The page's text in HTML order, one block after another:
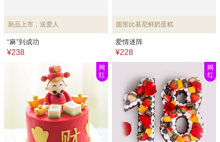
新品上市，送爱人
“麻”到成功
¥238
圆形比基尼鲜奶蛋糕
爱情迷阵
¥228
网
红
网
红